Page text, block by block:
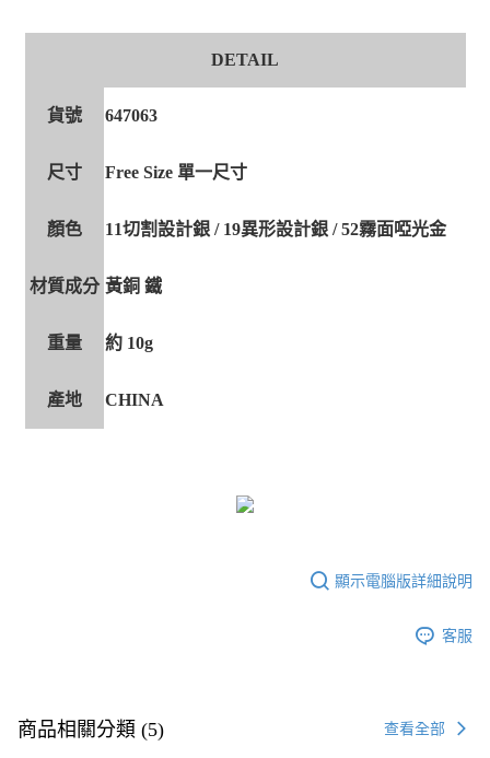
DETAIL
貨號 647063
尺寸 Free Size 單一尺寸
顏色 11切割設計銀 / 19異形設計銀 / 52霧面啞光金
材質成分 黃銅 鐵
重量 約 10g
產地 CHINA
顯示電腦版詳細說明
客服
商品相關分類 (5) 查看全部